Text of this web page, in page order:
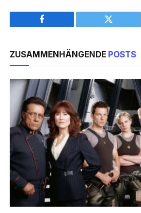
Facebook Twitter
ZUSAMMENHÄNGENDE POSTS